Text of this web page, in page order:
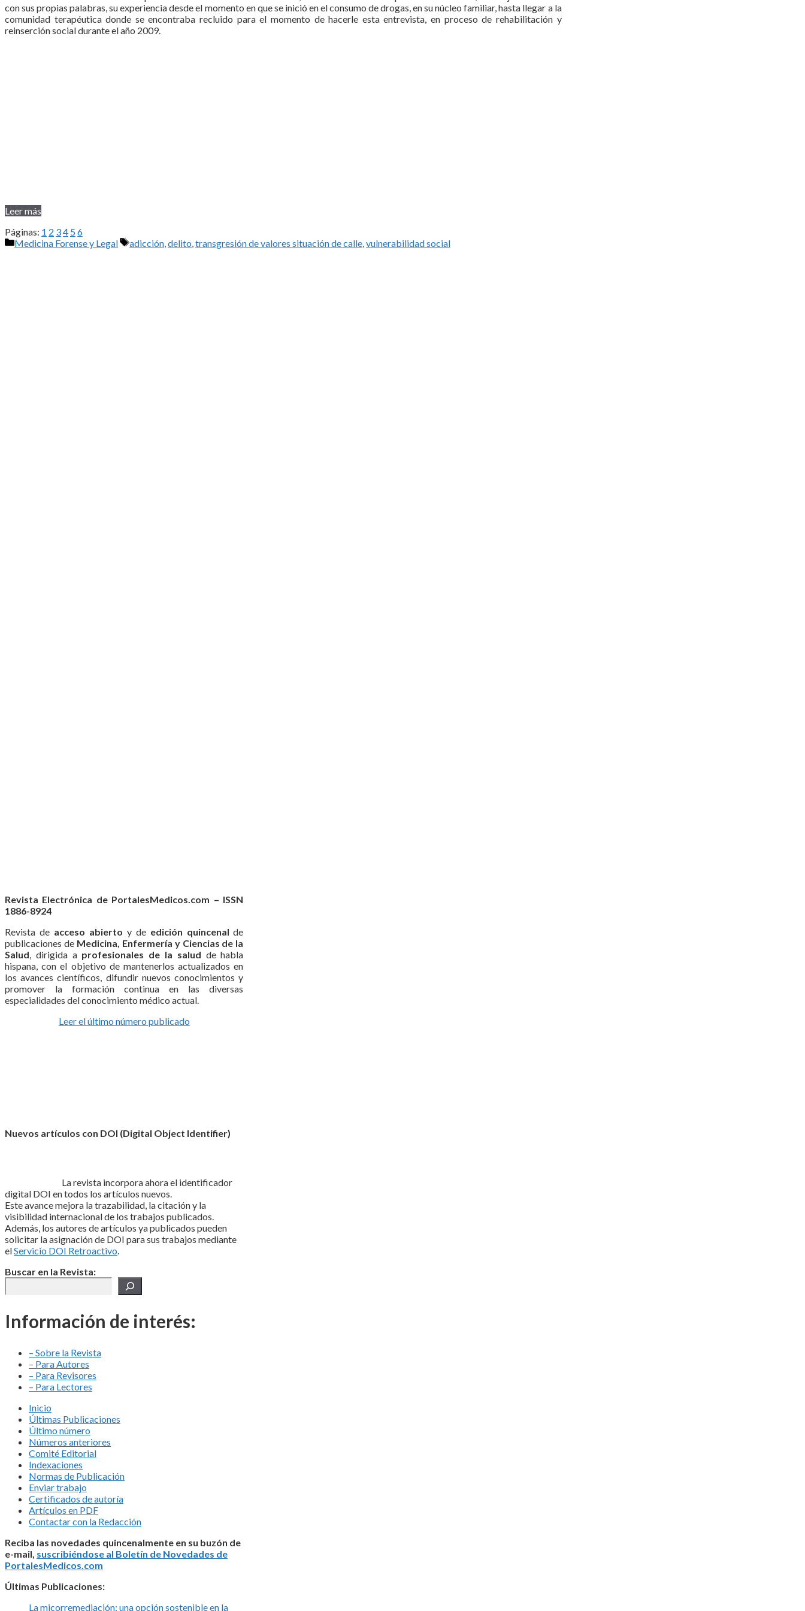
con sus propias palabras, su experiencia desde el momento en que se inició en el consumo de drogas, en su núcleo familiar, hasta llegar a la
comunidad terapéutica donde se encontraba recluido para el momento de hacerle esta entrevista, en proceso de rehabilitación y
reinserción social durante el año 2009.
Leer más
Páginas: 1 2 34 56
Categorías
Medicina Forense y Legal Etiquetas
adicción,delito,transgresión de valores situación de calle,vulnerabilidad social
Revista Electrónica de PortalesMedicos.com – ISSN
1886-8924
Revista de acceso abierto y de edición quincenal de
publicaciones de Medicina, Enfermería y Ciencias de la
Salud, dirigida a profesionales de la salud de habla
hispana, con el objetivo de mantenerlos actualizados en
los avances científicos, difundir nuevos conocimientos y
promover la formación continua en las diversas
especialidades del conocimiento médico actual.
Leer el último número publicado
Nuevos artículos con DOI (Digital Object Identifier)
La revista incorpora ahora el identificador
digital DOI en todos los artículos nuevos.
Este avance mejora la trazabilidad, la citación y la
visibilidad internacional de los trabajos publicados.
Además, los autores de artículos ya publicados pueden
solicitar la asignación de DOI para sus trabajos mediante
elServicio DOI Retroactivo.
Buscar en la Revista:
Información de interés:
– Sobre la Revista
– Para Autores
– Para Revisores
– Para Lectores
Inicio
Últimas Publicaciones
Último número
Números anteriores
Comité Editorial
Indexaciones
Normas de Publicación
Enviar trabajo
Certificados de autoría
Artículos en PDF
Contactar con la Redacción
Reciba las novedades quincenalmente en su buzón de
e-mail, suscribiéndose al Boletín de Novedades de
PortalesMedicos.com
Últimas Publicaciones:
La micorremediación: una opción sostenible en la